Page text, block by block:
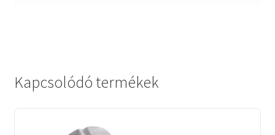
Kapcsolódó termékek